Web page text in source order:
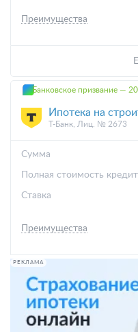
Преимущества
Банковское призвание —
Ипотека на
Т-Банк, Лиц. № 2673
Cумма
Полная стоимость
Ставка
Преимущества
РЕКЛАМА